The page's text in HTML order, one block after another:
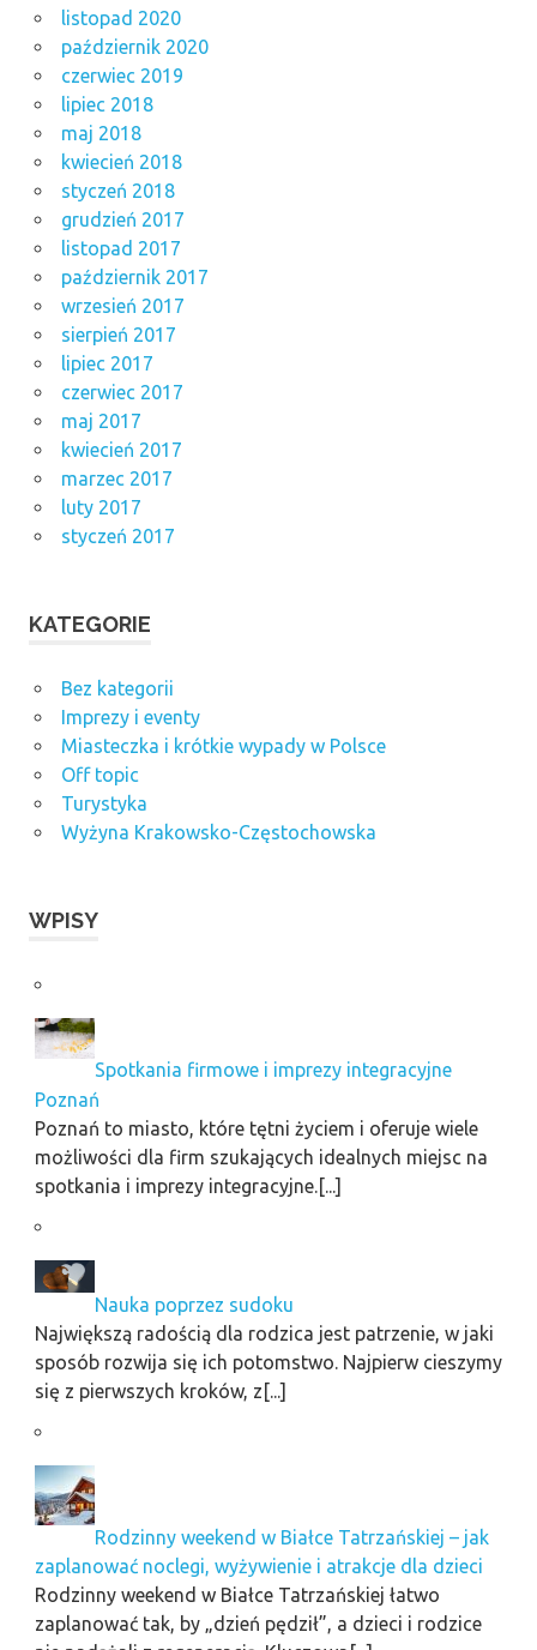
listopad 2020
październik 2020
czerwiec 2019
lipiec 2018
maj 2018
kwiecień 2018
styczeń 2018
grudzień 2017
listopad 2017
październik 2017
wrzesień 2017
sierpień 2017
lipiec 2017
czerwiec 2017
maj 2017
kwiecień 2017
marzec 2017
luty 2017
styczeń 2017
KATEGORIE
Bez kategorii
Imprezy i eventy
Miasteczka i krótkie wypady w Polsce
Off topic
Turystyka
Wyżyna Krakowsko-Częstochowska
WPISY
Spotkania firmowe i imprezy integracyjne
Poznań
Poznań to miasto, które tętni życiem i oferuje wiele
możliwości dla firm szukających idealnych miejsc na
spotkania i imprezy integracyjne.[...]
Nauka poprzez sudoku
Największą radością dla rodzica jest patrzenie, w jaki
sposób rozwija się ich potomstwo. Najpierw cieszymy
się z pierwszych kroków, z[...]
Rodzinny weekend w Białce Tatrzańskiej – jak
zaplanować noclegi, wyżywienie i atrakcje dla dzieci
Rodzinny weekend w Białce Tatrzańskiej łatwo
zaplanować tak, by „dzień pędził”, a dzieci i rodzice